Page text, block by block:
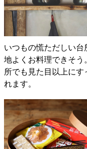
いつもの慌ただしい
地よくお料理できそ
所でも見た目以上にす
れます。